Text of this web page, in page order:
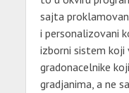
sajta
i personalizovani
izborni sistem koji
gradonacelnike
gradjanima, a ne